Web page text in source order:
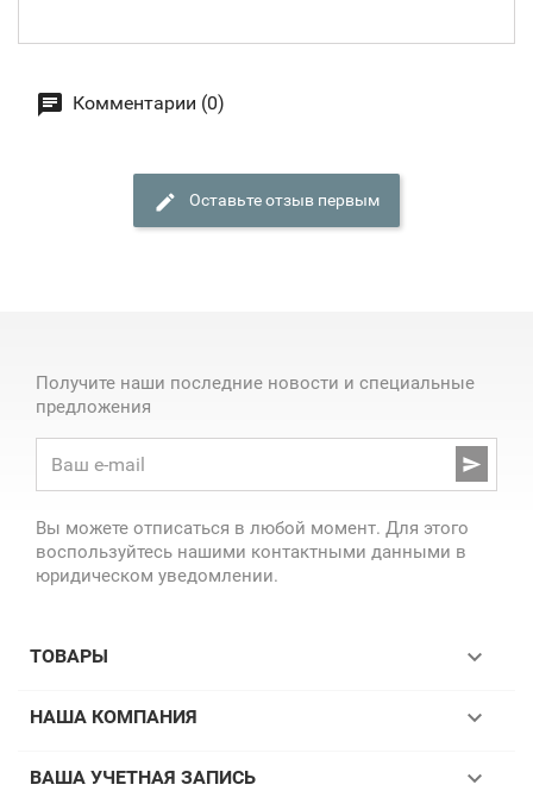
Комментарии (0)
Оставьте отзыв первым
Получите наши последние новости и специальные
предложения

Вы можете отписаться в любой момент. Для этого
воспользуйтесь нашими контактными данными в
юридическом уведомлении.
ТОВАРЫ 
НАША КОМПАНИЯ 
ВАША УЧЕТНАЯ ЗАПИСЬ 